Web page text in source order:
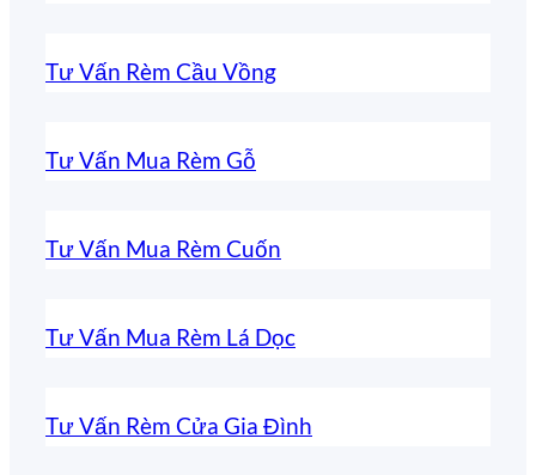
Tư Vấn Rèm Cầu Vồng
Tư Vấn Mua Rèm Gỗ
Tư Vấn Mua Rèm Cuốn
Tư Vấn Mua Rèm Lá Dọc
Tư Vấn Rèm Cửa Gia Đình